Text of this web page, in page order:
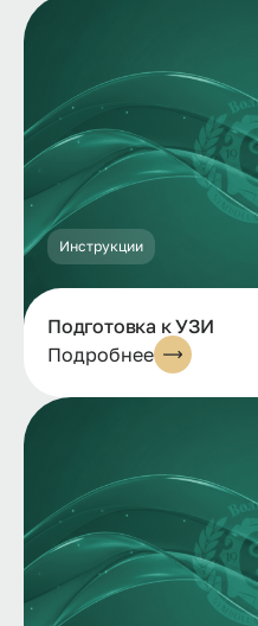
Инструкции
Подготовка к УЗИ
Подробнее